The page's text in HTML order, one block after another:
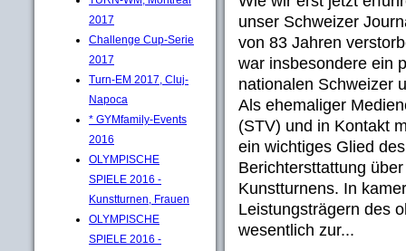
2017
Challenge Cup-Serie
2017
Turn-EM 2017, Cluj-
Napoca
* GYMfamily-Events
2016
OLYMPISCHE
SPIELE 2016 -
Kunstturnen, Frauen
OLYMPISCHE
SPIELE 2016 -
unser Schweizer
von 83 Jahren
war insbesondere ein
nationalen Schweizer
Als ehemaliger
(STV) und in Kontakt
ein wichtiges Glied
Berichtersttattung
Kunstturnens. In
Leistungsträgern des
wesentlich zur...